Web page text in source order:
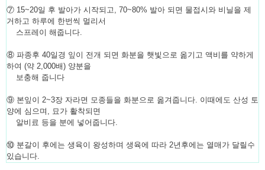
⑦ 15~20일 후 발아가 시작되고, 70~80% 발아 되면 물접시와 비닐을 제
거하고 하루에 한번씩 멀리서
스프레이 해줍니다.
⑧ 파종후 40일경 잎이 전개 되면 화분을 햇빛으로 옮기고 액비를 약하게
하여 (약 2,000배) 양분을
보충해 줍니다
⑨ 본잎이 2~3장 자라면 모종들을 화분으로 옮겨줍니다. 이때에도 산성 토
양에 심으며, 묘가 활착되면
알비료 등을 분에 넣어줍니다.
⑩ 분갈이 후에는 생육이 왕성하며 생육에 따라 2년후에는 열매가 달릴수
있습니다.